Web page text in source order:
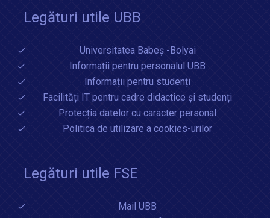
Legături utile UBB
Universitatea Babeș -Bolyai
Informații pentru personalul UBB
Informații pentru studenți
Facilități IT pentru cadre didactice și studenți
Protecția datelor cu caracter personal
Politica de utilizare a cookies-urilor
Legături utile FSE
Mail UBB